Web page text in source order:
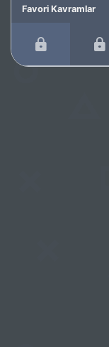
Favori Kavramlar